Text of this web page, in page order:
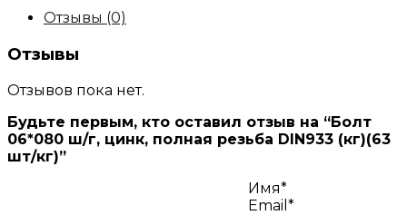
Отзывы (0)
Отзывы
Отзывов пока нет.
Будьте первым, кто оставил отзыв на “Болт
06*080 ш/г, цинк, полная резьба DIN933 (кг)(63
шт/кг)”
Имя*
Email*